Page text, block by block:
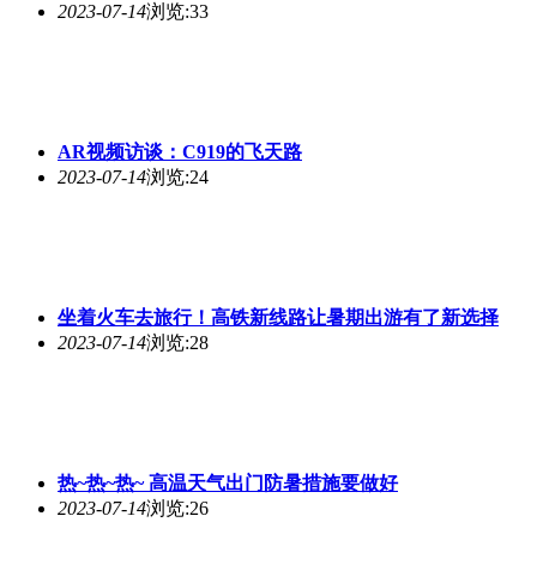
2023-07-14浏览:33
AR视频访谈：C919的飞天路
2023-07-14浏览:24
坐着火车去旅行！高铁新线路让暑期出游有了新选择
2023-07-14浏览:28
热~热~热~ 高温天气出门防暑措施要做好
2023-07-14浏览:26